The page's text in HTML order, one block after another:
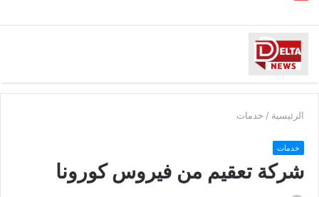
الرئيسية / خدمات
خدمات
شركة تعقيم من فيروس كورونا